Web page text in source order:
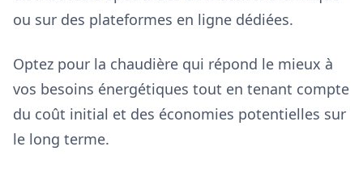
ou sur des plateformes en ligne dédiées.
Optez pour la chaudière qui répond le mieux à
vos besoins énergétiques tout en tenant compte
du coût initial et des économies potentielles sur
le long terme.